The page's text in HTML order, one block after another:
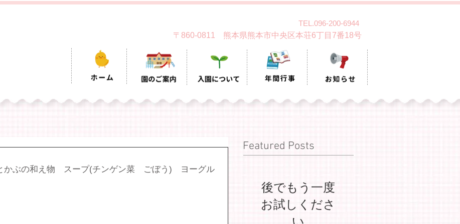
〒860-0811 熊本県熊本市中央区本荘6丁目7番18号
TEL.096-200-6944
かぶの和え物　スープ(チンゲン菜　ごぼう)　ヨーグル
Featured Posts
後でもう一度
お試しくださ